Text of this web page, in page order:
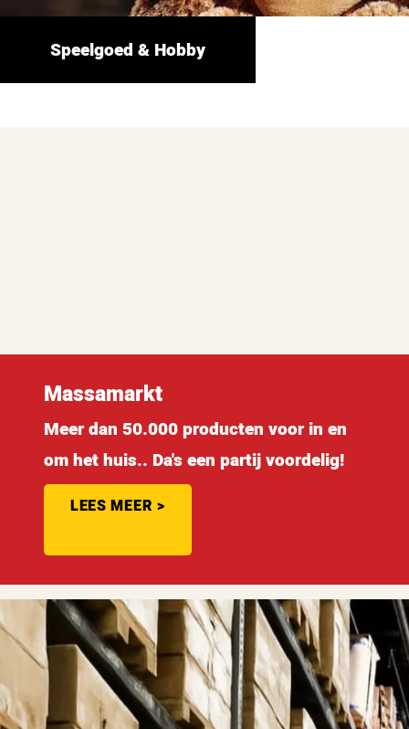
Speelgoed & Hobby
Massamarkt
Meer dan 50.000 producten voor in en
om het huis.. Da's een partij voordelig!
LEES MEER >